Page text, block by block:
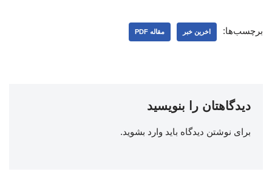
برچسب‌ها: اخرین خبر مقاله PDF
دیدگاهتان را بنویسید
برای نوشتن دیدگاه باید وارد بشوید.